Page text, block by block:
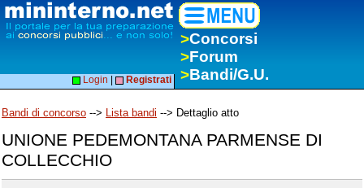
>Concorsi
>Forum
>Bandi/G.U.
Login Registrati
Bandi di concorso --> Lista bandi --> Dettaglio atto
UNIONE PEDEMONTANA PARMENSE DI
COLLECCHIO